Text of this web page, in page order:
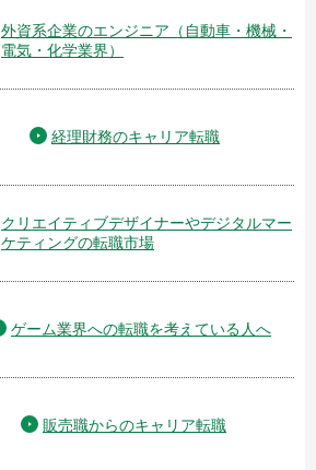
外資系企業のエンジニア（自動車・機械・
電気・化学業界）
経理財務のキャリア転職
クリエイティブデザイナーやデジタルマー
ケティングの転職市場
ゲーム業界への転職を考えている人へ
販売職からのキャリア転職